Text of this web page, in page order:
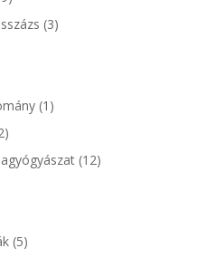
(3)
(1)
(12)
(5)